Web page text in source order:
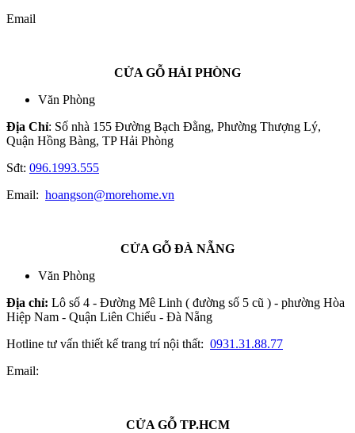
Email
CỬA GỖ HẢI PHÒNG
Văn Phòng
Địa Chỉ: Số nhà 155 Đường Bạch Đằng, Phường Thượng Lý,
Quận Hồng Bàng, TP Hải Phòng
Sđt: 096.1993.555
Email: hoangson@morehome.vn
CỬA GỖ ĐÀ NẴNG
Văn Phòng
Địa chỉ: Lô số 4 - Đường Mê Linh ( đường số 5 cũ ) - phường Hòa
Hiệp Nam - Quận Liên Chiểu - Đà Nẵng
Hotline tư vấn thiết kế trang trí nội thất: 0931.31.88.77
Email:
CỬA GỖ TP.HCM